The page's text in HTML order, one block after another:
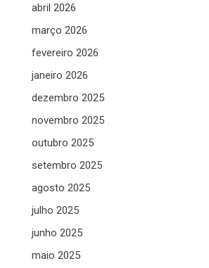
abril 2026
março 2026
fevereiro 2026
janeiro 2026
dezembro 2025
novembro 2025
outubro 2025
setembro 2025
agosto 2025
julho 2025
junho 2025
maio 2025